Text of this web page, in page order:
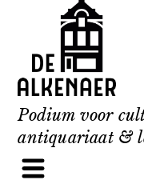
content
Podium voor
antiquariaat &